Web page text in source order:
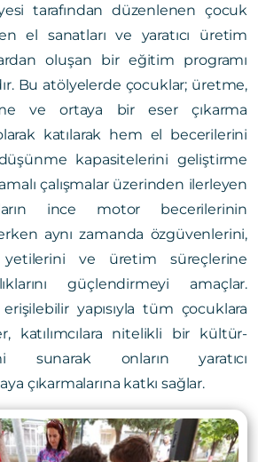
tarafından düzenlenen çocuk
el sanatları ve yaratıcı üretim
oluşan bir eğitim programı
Bu atölyelerde çocuklar; üretme,
ve ortaya bir eser çıkarma
katılarak hem el becerilerini
kapasitelerini geliştirme
çalışmalar üzerinden ilerleyen
ince motor becerilerinin
aynı zamanda özgüvenlerini,
ve üretim süreçlerine
güçlendirmeyi amaçlar.
yapısıyla tüm çocuklara
katılımcılara nitelikli bir kültür-
sunarak onların yaratıcı
çıkarmalarına katkı sağlar.